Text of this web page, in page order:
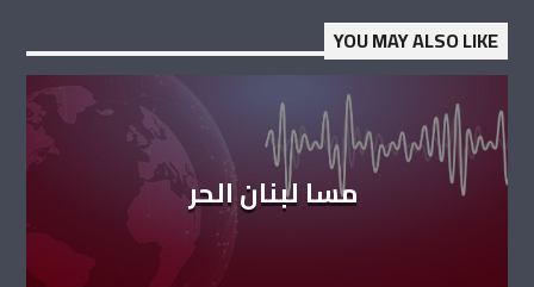
YOU MAY ALSO LIKE
مسا لبنان الحر